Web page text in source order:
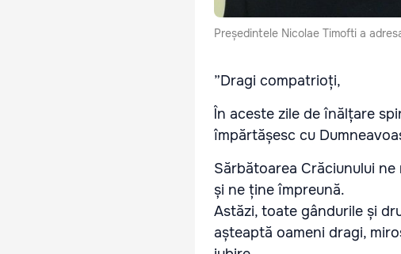
Președintele Nicolae Timofti a
”Dragi compatrioți,
În aceste zile de înălțare
împărtășesc cu
Sărbătoarea Crăciunului
și ne ține împreună.
Astăzi, toate gândurile și
așteaptă oameni dragi,